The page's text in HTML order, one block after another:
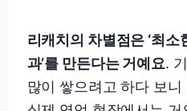
리캐치의 차별점은 ‘최
과’를 만든다는 거예요.
많이 쌓으려고 하다 보